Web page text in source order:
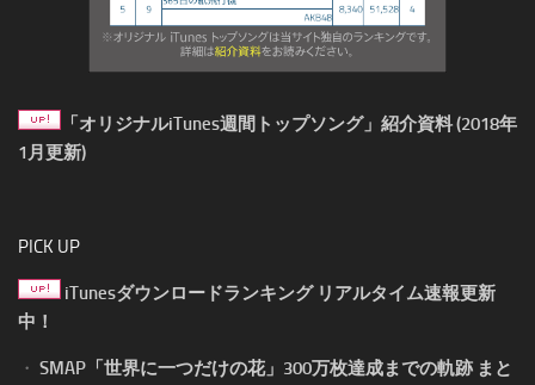
「オリジナルiTunes週間トップソング」紹介資料 (2018年
1月更新)
PICK UP
iTunesダウンロードランキング リアルタイム速報更新
中！
・ SMAP「世界に一つだけの花」300万枚達成までの軌跡 まと